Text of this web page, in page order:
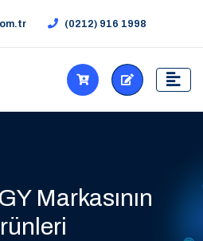
(0212) 916 1998
Markasının